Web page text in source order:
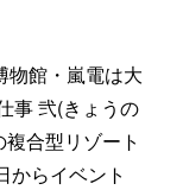
物館・嵐電は大
事 弐(きょうの
合型リゾート
からイベント